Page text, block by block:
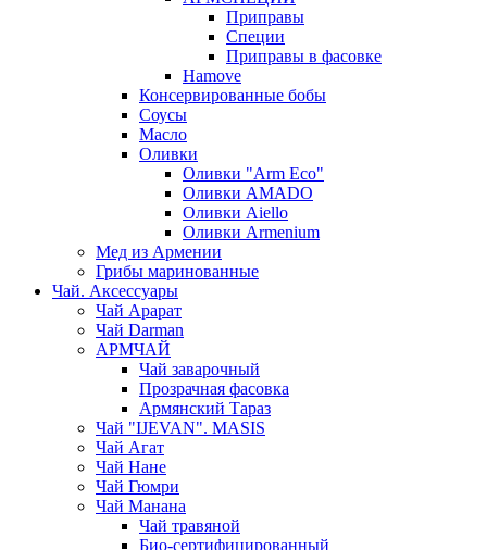
Приправы
Специи
Приправы в фасовке
Hamove
Консервированные бобы
Соусы
Масло
Оливки
Оливки "Arm Eco"
Оливки AMADO
Оливки Aiello
Оливки Armenium
Мед из Армении
Грибы маринованные
Чай. Аксессуары
Чай Арарат
Чай Darman
АРМЧАЙ
Чай заварочный
Прозрачная фасовка
Армянский Тараз
Чай "IJEVAN". MASIS
Чай Агат
Чай Нане
Чай Гюмри
Чай Манана
Чай травяной
Био-сертифицированный